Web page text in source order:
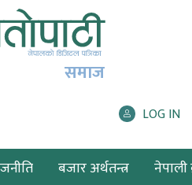
समाज
LOG IN
बजार अर्थतन्त्र नेपाली